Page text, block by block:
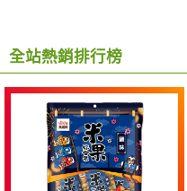
全站熱銷排行榜